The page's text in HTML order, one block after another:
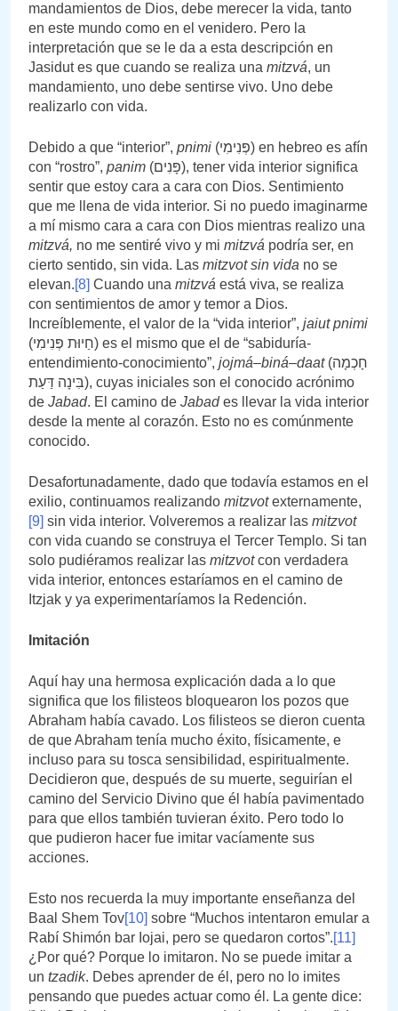
mandamientos de Dios, debe merecer la vida, tanto
en este mundo como en el venidero. Pero la
interpretación que se le da a esta descripción en
Jasidut es que cuando se realiza una mitzvá, un
mandamiento, uno debe sentirse vivo. Uno debe
realizarlo con vida.
Debido a que “interior”, pnimi (פְּנִימִי) en hebreo es afín
con “rostro”, panim (פָּנִים), tener vida interior significa
sentir que estoy cara a cara con Dios. Sentimiento
que me llena de vida interior. Si no puedo imaginarme
a mí mismo cara a cara con Dios mientras realizo una
mitzvá, no me sentiré vivo y mi mitzvá podría ser, en
cierto sentido, sin vida. Las mitzvot sin vida no se
elevan.[8] Cuando una mitzvá está viva, se realiza
con sentimientos de amor y temor a Dios.
Increíblemente, el valor de la “vida interior”, jaiut pnimi
(חַיוּת פְּנִימִי) es el mismo que el de “sabiduría-
entendimiento-conocimiento”, jojmá–biná–daat(חָכְמָה
בִּינָה דַּעַת), cuyas iniciales son el conocido acrónimo
de Jabad. El camino de Jabades llevar la vida interior
desde la mente al corazón. Esto no es comúnmente
conocido.
Desafortunadamente, dado que todavía estamos en el
exilio, continuamos realizando mitzvotexternamente,
[9] sin vida interior. Volveremos a realizar las mitzvot
con vida cuando se construya el Tercer Templo. Si tan
solo pudiéramos realizar las mitzvotcon verdadera
vida interior, entonces estaríamos en el camino de
Itzjak y ya experimentaríamos la Redención.
Imitación
Aquí hay una hermosa explicación dada a lo que
significa que los filisteos bloquearon los pozos que
Abraham había cavado. Los filisteos se dieron cuenta
de que Abraham tenía mucho éxito, físicamente, e
incluso para su tosca sensibilidad, espiritualmente.
Decidieron que, después de su muerte, seguirían el
camino del Servicio Divino que él había pavimentado
para que ellos también tuvieran éxito. Pero todo lo
que pudieron hacer fue imitar vacíamente sus
acciones.
Esto nos recuerda la muy importante enseñanza del
Baal Shem Tov[10] sobre “Muchos intentaron emular a
Rabí Shimón bar Iojai, pero se quedaron cortos”.[11]
¿Por qué? Porque lo imitaron. No se puede imitar a
un tzadik. Debes aprender de él, pero no lo imites
pensando que puedes actuar como él. La gente dice: